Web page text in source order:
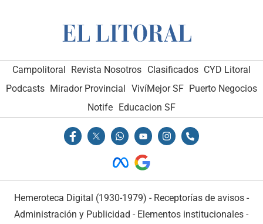
Campolitoral Revista Nosotros Clasificados CYD Litoral
Podcasts Mirador Provincial VivíMejor SF Puerto Negocios
Notife
Educacion SF
Hemeroteca Digital (1930-1979) - Receptorías de avisos -
Administración y Publicidad - Elementos institucionales -